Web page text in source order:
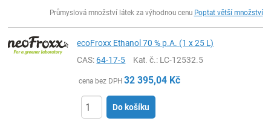
Průmyslová množství látek za výhodnou cenu Poptat větší množství
ecoFroxx Ethanol 70 % p.A. (1 x 25 L)
CAS:64-17-5 Kat. č.: LC-12532.5
cena bez DPH 32 395,04 Kč
Do košíku